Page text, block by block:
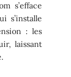
s’efface
s’installe
: les
laissant